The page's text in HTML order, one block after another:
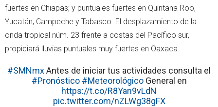
fuertes en Chiapas; y puntuales fuertes en Quintana Roo,
Yucatán, Campeche y Tabasco. El desplazamiento de la
onda tropical núm. 23 frente a costas del Pacífico sur,
propiciará lluvias puntuales muy fuertes en Oaxaca.
#SMNmxAntes de iniciar tus actividades consulta el
#Pronóstico #MeteorológicoGeneral en
https://t.co/R8Yan9vLdN
pic.twitter.com/nZLWg38gFX